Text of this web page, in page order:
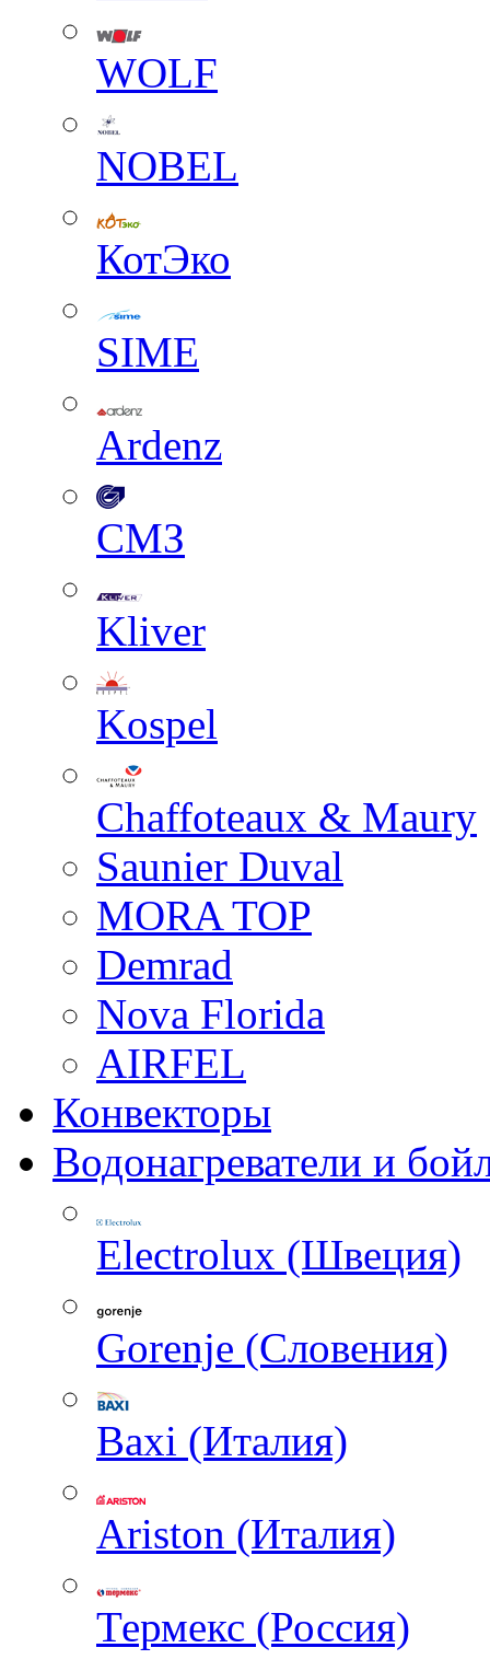
WOLF
NOBEL
КотЭко
SIME
Ardenz
СМЗ
Kliver
Kospel
Chaffoteaux & Maury
Saunier Duval
MORA TOP
Demrad
Nova Florida
AIRFEL
Конвекторы
Водонагреватели и
Electrolux (Швеция)
Gorenje (Словения)
Baxi (Италия)
Ariston (Италия)
Термекс (Россия)